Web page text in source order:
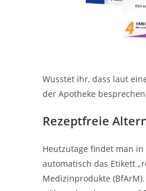
Wusstet ihr, dass laut
der Apotheke
Rezeptfreie
Heutzutage findet man
automatisch das Etikett
Medizinprodukte